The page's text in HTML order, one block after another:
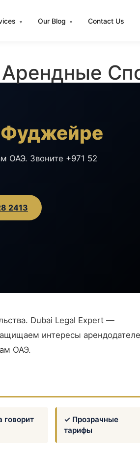
▾ Our Blog ▾ Contact Us
Фуджейре
ОАЭ. Звоните +971 52
2413
Dubai Legal Expert —
интересы
ОАЭ.
говорит
✓ Прозрачные
тарифы